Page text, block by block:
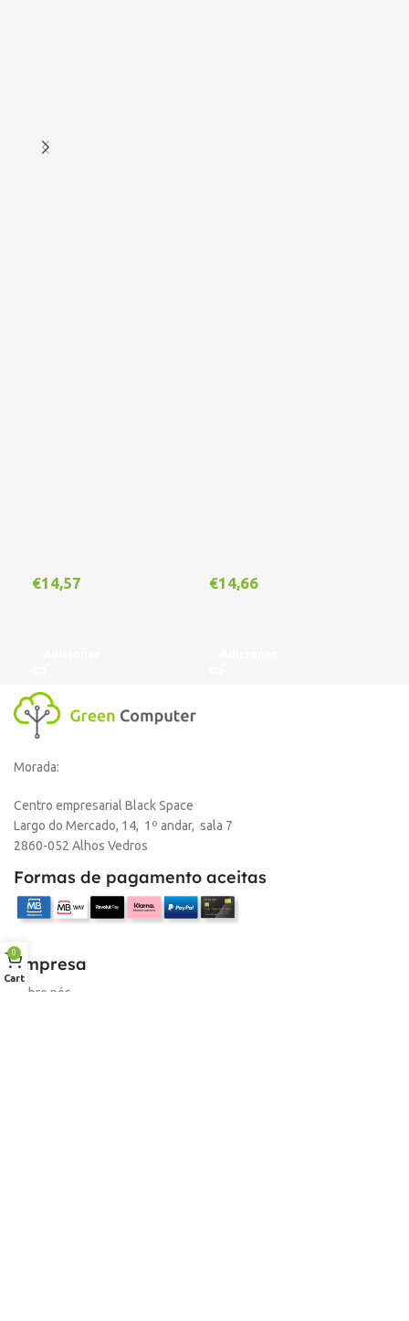
€14,57 €14,66
Morada:
Centro empresarial Black Space
Largo do Mercado, 14, 1º andar, sala 7
2860-052 Alhos Vedros
Formas de pagamento aceitas
Empresa
Sobre nós
0
Cart